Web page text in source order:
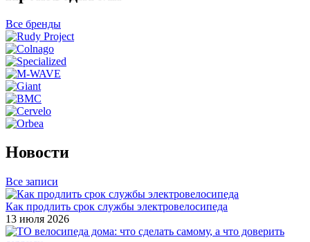
Все бренды
Новости
Все записи
Как продлить срок службы электровелосипеда
13 июля 2026